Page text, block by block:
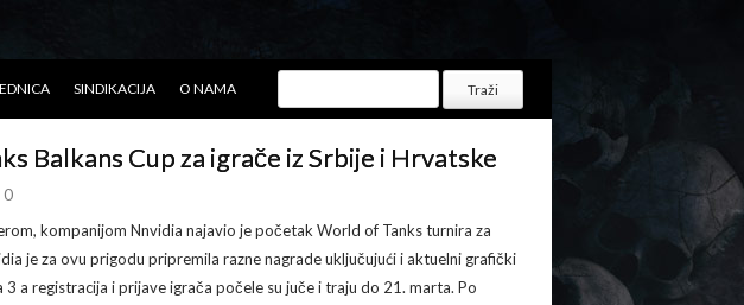
SINDIKACIJA O NAMA
Balkans Cup za igrače iz Srbije i Hrvatske
0
kompanijom Nnvidia najavio je početak World of Tanks turnira za
je za ovu prigodu pripremila razne nagrade uključujući i aktuelni grafički
3 a registracija i prijave igrača počele su juče i traju do 21. marta. Po